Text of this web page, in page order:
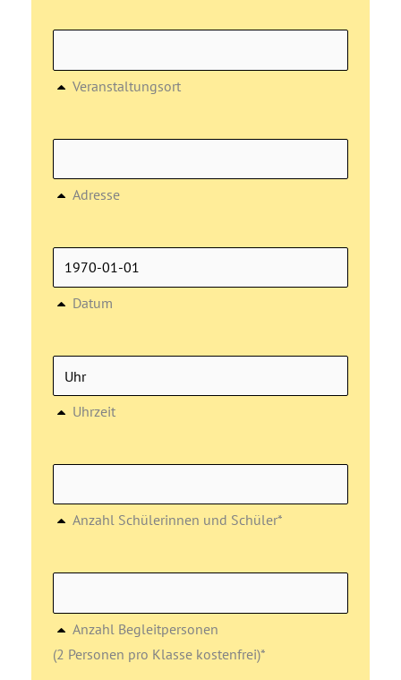
Veranstaltungsort
Adresse
Datum
Uhrzeit
Anzahl Schülerinnen und Schüler*
Anzahl Begleitpersonen
(2 Personen pro Klasse kostenfrei)*